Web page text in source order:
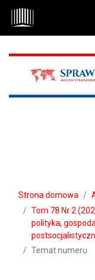
Przejdź do
Przejdź do sekcji
Przejdź do stopki
Strona domowa
Tom 78 Nr 2
polityka,
Temat numeru